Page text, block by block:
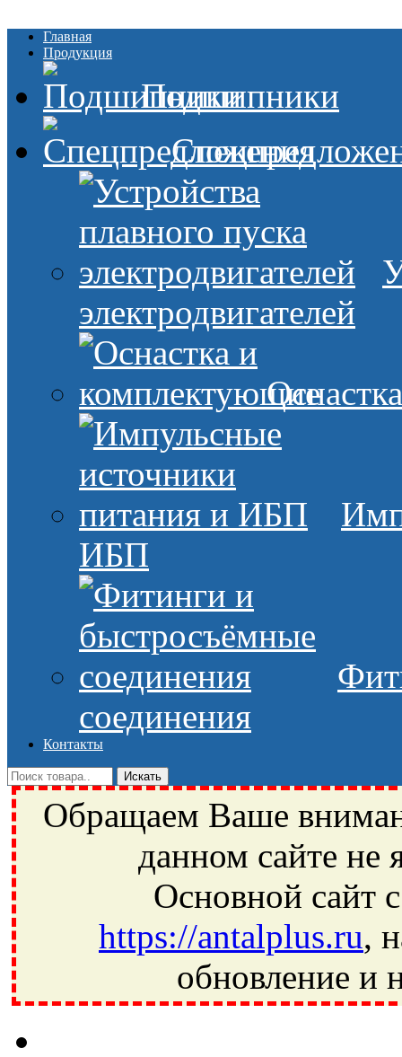
Главная
Продукция
Подшипники
электродвигателей
ИБП
соединения
Контакты
Обращаем Ваше
данном сайте не
Основной сайт
https://antalplus.ru,
обновление и
Ивантеевка, подшипники, пневматика, метизы, техника,